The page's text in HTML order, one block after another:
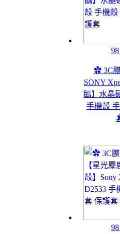
✿ 3C
SONY
鵝】水晶
手機殼